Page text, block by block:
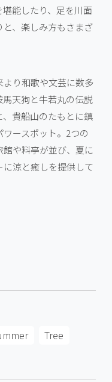
能したり、足を川面
、楽しみ方もさまざ
り和歌や文芸に数多
天狗と牛若丸の伝説
貴船山のたもとに鎮
ースポット。2つの
や料亭が並び、夏に
涼と癒しを提供して
Tree